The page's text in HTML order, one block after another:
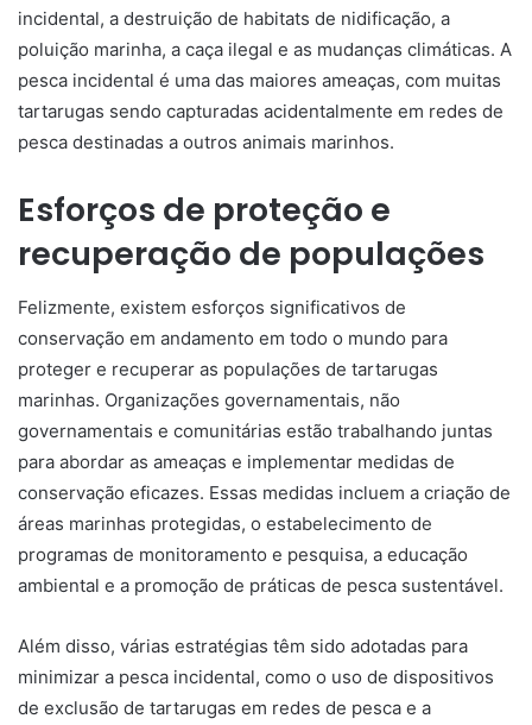
incidental, a destruição de habitats de nidificação, a
poluição marinha, a caça ilegal e as mudanças climáticas. A
pesca incidental é uma das maiores ameaças, com muitas
tartarugas sendo capturadas acidentalmente em redes de
pesca destinadas a outros animais marinhos.
Esforços de proteção e
recuperação de populações
Felizmente, existem esforços significativos de
conservação em andamento em todo o mundo para
proteger e recuperar as populações de tartarugas
marinhas. Organizações governamentais, não
governamentais e comunitárias estão trabalhando juntas
para abordar as ameaças e implementar medidas de
conservação eficazes. Essas medidas incluem a criação de
áreas marinhas protegidas, o estabelecimento de
programas de monitoramento e pesquisa, a educação
ambiental e a promoção de práticas de pesca sustentável.
Além disso, várias estratégias têm sido adotadas para
minimizar a pesca incidental, como o uso de dispositivos
de exclusão de tartarugas em redes de pesca e a